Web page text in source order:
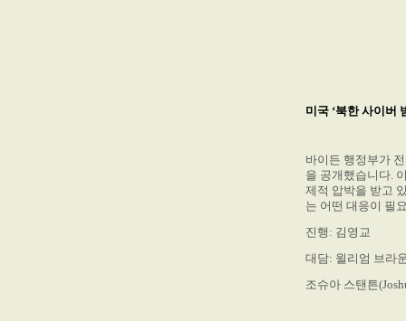
미국 ‘북한 사이버
바이든 행정부가
을 공개했습니다.
제적 압박을 받고
는 어떤 대응이 필
진행: 김영교
대담: 윌리엄 브라
조슈아 스탠튼